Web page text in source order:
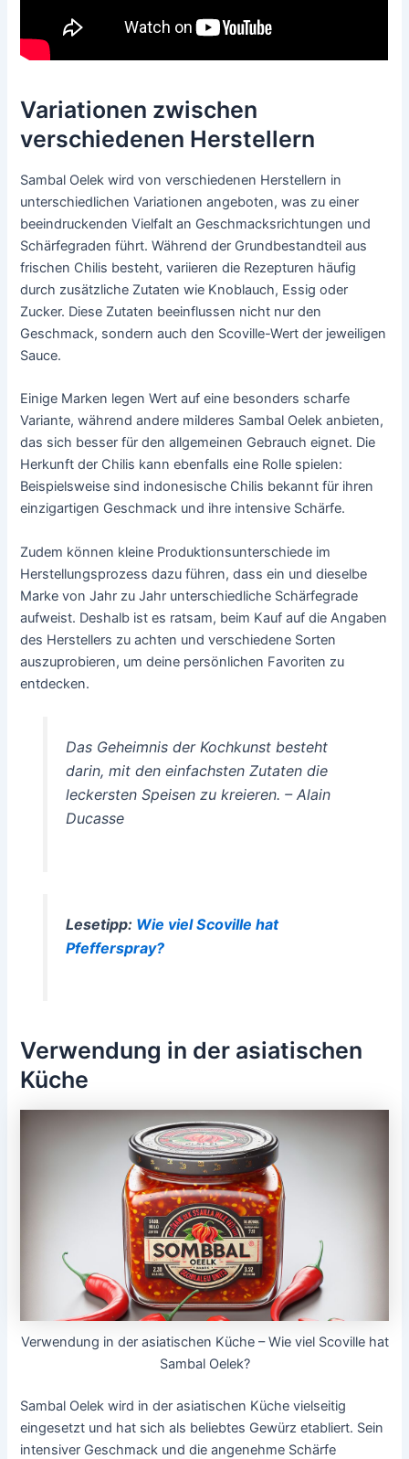
Variationen zwischen
verschiedenen Herstellern
Sambal Oelek wird von verschiedenen Herstellern in
unterschiedlichen Variationen angeboten, was zu einer
beeindruckenden Vielfalt an Geschmacksrichtungen und
Schärfegraden führt. Während der Grundbestandteil aus
frischen Chilis besteht, variieren die Rezepturen häufig
durch zusätzliche Zutaten wie Knoblauch, Essig oder
Zucker. Diese Zutaten beeinflussen nicht nur den
Geschmack, sondern auch den Scoville-Wert der jeweiligen
Sauce.
Einige Marken legen Wert auf eine besonders scharfe
Variante, während andere milderes Sambal Oelek anbieten,
das sich besser für den allgemeinen Gebrauch eignet. Die
Herkunft der Chilis kann ebenfalls eine Rolle spielen:
Beispielsweise sind indonesische Chilis bekannt für ihren
einzigartigen Geschmack und ihre intensive Schärfe.
Zudem können kleine Produktionsunterschiede im
Herstellungsprozess dazu führen, dass ein und dieselbe
Marke von Jahr zu Jahr unterschiedliche Schärfegrade
aufweist. Deshalb ist es ratsam, beim Kauf auf die Angaben
des Herstellers zu achten und verschiedene Sorten
auszuprobieren, um deine persönlichen Favoriten zu
entdecken.
Das Geheimnis der Kochkunst besteht
darin, mit den einfachsten Zutaten die
leckersten Speisen zu kreieren. – Alain
Ducasse
Lesetipp: Wie viel Scoville hat
Pfefferspray?
Verwendung in der asiatischen
Küche
Verwendung in der asiatischen Küche – Wie viel Scoville hat
Sambal Oelek?
Sambal Oelek wird in der asiatischen Küche vielseitig
eingesetzt und hat sich als beliebtes Gewürz etabliert. Sein
intensiver Geschmack und die angenehme Schärfe